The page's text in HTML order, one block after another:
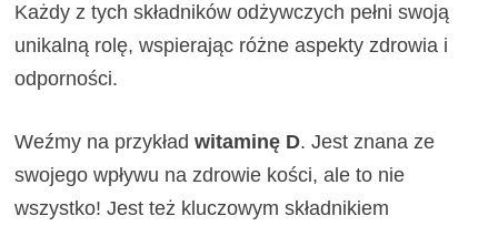
Każdy z tych składników odżywczych pełni swoją
unikalną rolę, wspierając różne aspekty zdrowia i
odporności.
Weźmy na przykładwitaminę D. Jest znana ze
swojego wpływu na zdrowie kości, ale to nie
wszystko! Jest też kluczowym składnikiem